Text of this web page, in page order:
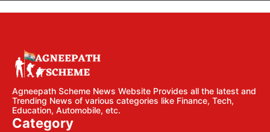
Agneepath Scheme News Website Provides all the latest and
Trending News of various categories like Finance, Tech,
Education, Automobile, etc.
Category